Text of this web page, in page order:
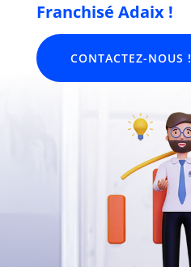
Franchisé Adaix !
CONTACTEZ-NOUS !